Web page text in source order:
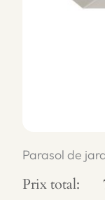
Le
Parasol de
Prix total: